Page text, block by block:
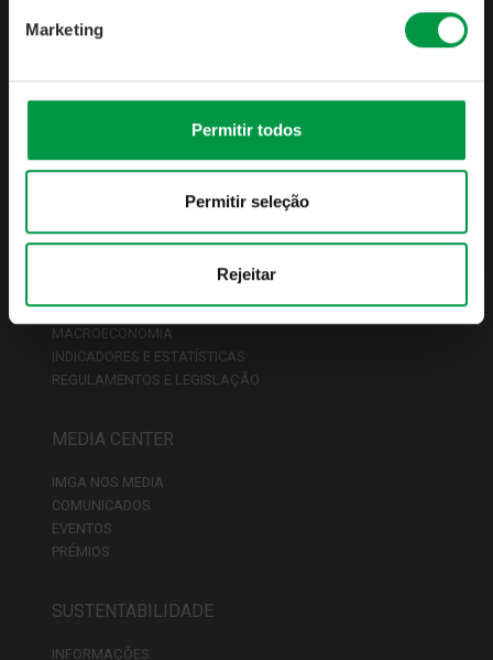
Marketing
Permitir todos
Permitir seleção
Rejeitar
CONTACTOS
FUNDOS
CONDIÇÕES COMERCIAIS
REDE DE DISTRIBUIDORES
MACROECONOMIA
INDICADORES E ESTATÍSTICAS
REGULAMENTOS E LEGISLAÇÃO
MEDIA CENTER
IMGA NOS MEDIA
COMUNICADOS
EVENTOS
PRÉMIOS
SUSTENTABILIDADE
INFORMAÇÕES